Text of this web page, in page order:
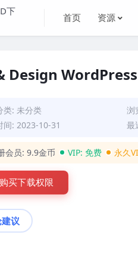
首页 资源
Design
类: 未分类
浏
间: 2023-10-31
最
会员:9.9金币 VIP:免费 永久
购买下载权限
议